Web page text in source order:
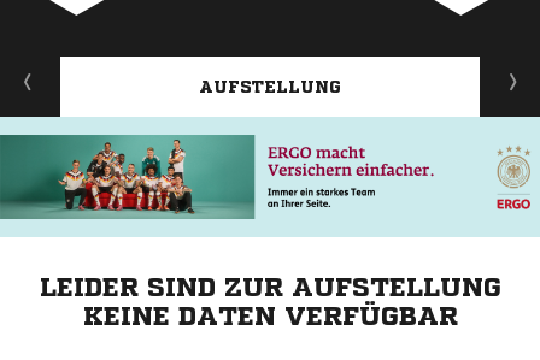
AUFSTELLUNG
LEIDER SIND ZUR AUFSTELLUNG
KEINE DATEN VERFÜGBAR